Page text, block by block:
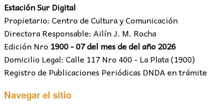
Estación Sur Digital
Propietario: Centro de Cultura y Comunicación
Directora Responsable: Ailín J. M. Rocha
Edición Nro 1900 - 07 del mes de del año 2026
Domicilio Legal: Calle 117 Nro 400 - La Plata (1900)
Registro de Publicaciones Periódicas DNDA en trámite
Navegar el sitio